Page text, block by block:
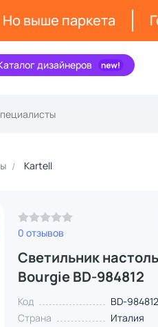
Но выше паркета
дизайнеров
Kartell
0 отзывов
Светильник
Bourgie BD-984812
Код
BD-984812
Страна
Италия